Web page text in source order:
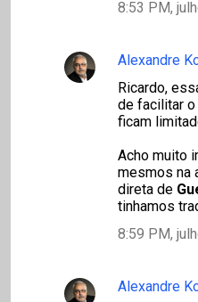
8:53 PM,
Alexandre
Ricardo,
de facilitar
ficam
Acho muito
mesmos na
direta de
tinhamos
8:59 PM,
Alexandre